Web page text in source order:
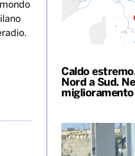
Caldo
Nord a Sud.
miglioramento